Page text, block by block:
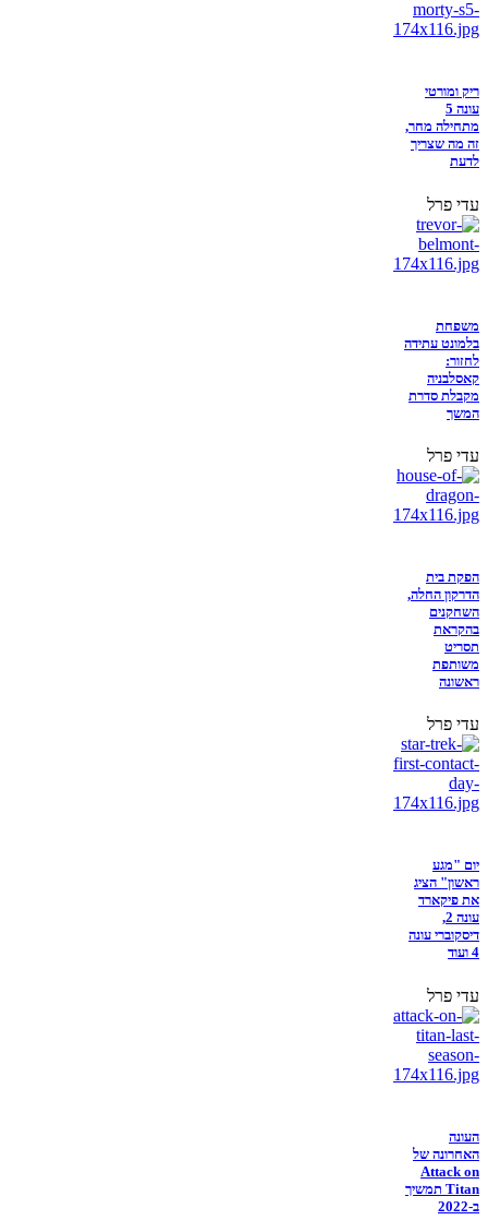
ריק ומורטי
עונה 5
מתחילה מחר,
זה מה שצריך
לדעת
עדי פרל
משפחת
בלמונט עתידה
לחזור:
קאסלבניה
מקבלת סדרת
המשך
עדי פרל
הפקת בית
הדרקון החלה,
השחקנים
בהקראת
תסריט
משותפת
ראשונה
עדי פרל
יום "מגע
ראשון" הציג
את פיקארד
עונה 2,
דיסקוברי עונה
4 ועוד
עדי פרל
העונה
האחרונה של
Attack on
Titan תמשיך
ב-2022